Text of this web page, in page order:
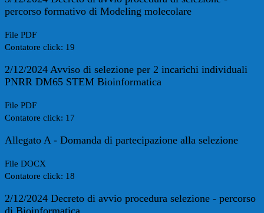
percorso formativo di Modeling molecolare
File PDF
Contatore click: 19
2/12/2024 Avviso di selezione per 2 incarichi individuali
PNRR DM65 STEM Bioinformatica
File PDF
Contatore click: 17
Allegato A - Domanda di partecipazione alla selezione
File DOCX
Contatore click: 18
2/12/2024 Decreto di avvio procedura selezione - percorso